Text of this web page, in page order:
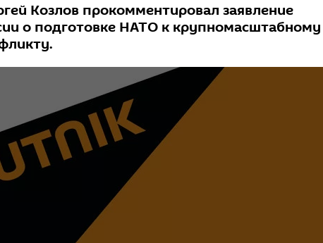
Козлов прокомментировал заявление
о подготовке НАТО к крупномасштабному